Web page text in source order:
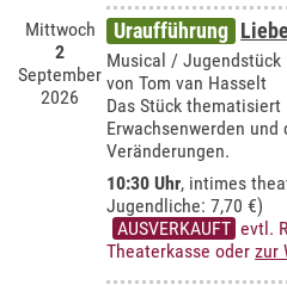
Mittwoch
2
September
2026
Uraufführung
Musical / Jugendstück
von Tom van Hasselt
Das Stück
Erwachsenwerden
Veränderungen.
10:30 Uhr, intimes
Jugendliche: 7,70 €)
AUSVERKAUFT evtl.
Theaterkasse oderzur